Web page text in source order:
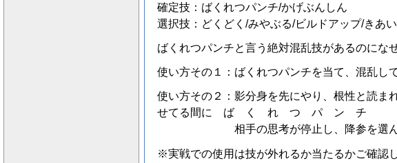
確定技：ばくれつパンチ/かげぶんしん
選択技：どくどく/みやぶる/ビルドアップ/きあ
ばくれつパンチと言う絶対混乱技があるのにな
使い方その１：ばくれつパンチを当て、混乱し
使い方その２：影分身を先にやり、根性と読ま
せてる間に ば く れ つ パ ン チ
相手の思考が停止し、降参を選んでく
※実戦での使用は技が外れるか当たるかご確認